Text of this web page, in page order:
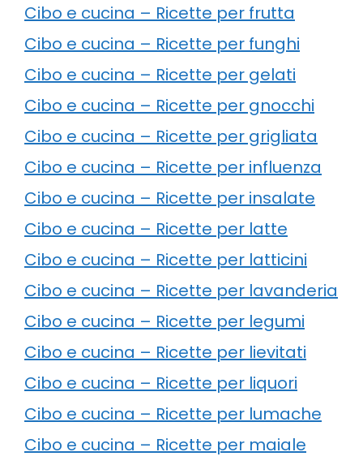
Cibo e cucina – Ricette per frutta
Cibo e cucina – Ricette per funghi
Cibo e cucina – Ricette per gelati
Cibo e cucina – Ricette per gnocchi
Cibo e cucina – Ricette per grigliata
Cibo e cucina – Ricette per influenza
Cibo e cucina – Ricette per insalate
Cibo e cucina – Ricette per latte
Cibo e cucina – Ricette per latticini
Cibo e cucina – Ricette per lavanderia
Cibo e cucina – Ricette per legumi
Cibo e cucina – Ricette per lievitati
Cibo e cucina – Ricette per liquori
Cibo e cucina – Ricette per lumache
Cibo e cucina – Ricette per maiale